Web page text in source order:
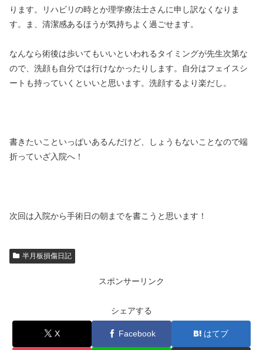
ります。リハビリの時とか理学療法士さんに申し訳なくなりま
す。ま、清潔感あるほうが気持ちよく過ごせます。
なんなら術後は歩いてもいいといわれるタイミングが先生次第な
ので、洗顔も自分では行けなかったりします。自分はフェイスシ
ートも持っていくといいと思います。洗顔するより楽だし。
書きたいこといっぱいあるんだけど、しょうもないことなので端
折っていざ入院へ！
次回は入院から手術日の朝までを書こうと思います！
半月板損傷日記
スポンサーリンク
シェアする
X Facebook はてブ